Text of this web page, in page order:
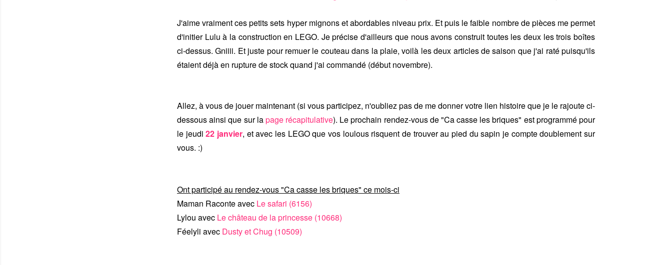
J'aime vraiment ces petits sets hyper mignons et abordables niveau prix. Et puis le faible nombre de pièces me permet
d'initier Lulu à la construction en LEGO. Je précise d'ailleurs que nous avons construit toutes les deux les trois boîtes
ci-dessus. Gniiii. Et juste pour remuer le couteau dans la plaie, voilà les deux articles de saison que j'ai raté puisqu'ils
étaient déjà en rupture de stock quand j'ai commandé (début novembre).
Allez, à vous de jouer maintenant (si vous participez, n'oubliez pas de me donner votre lien histoire que je le rajoute ci-
dessous ainsi que sur lapage récapitulative). Le prochain rendez-vous de "Ca casse les briques" est programmé pour
le jeudi22 janvier, et avec les LEGO que vos loulous risquent de trouver au pied du sapin je compte doublement sur
vous. :)
Ont participé au rendez-vous "Ca casse les briques" ce mois-ci
Maman Raconte avec Le safari (6156)
Lylou avec Le château de la princesse (10668)
Féelyli avec Dusty et Chug (10509)